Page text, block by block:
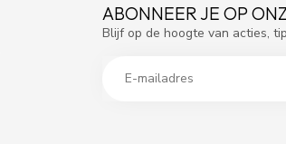
ABONNEER JE OP
Blijf op de hoogte van acties,